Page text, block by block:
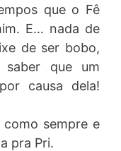
que o Fê
E… nada de
de ser bobo,
saber que um
causa dela!
como sempre e
pra Pri.